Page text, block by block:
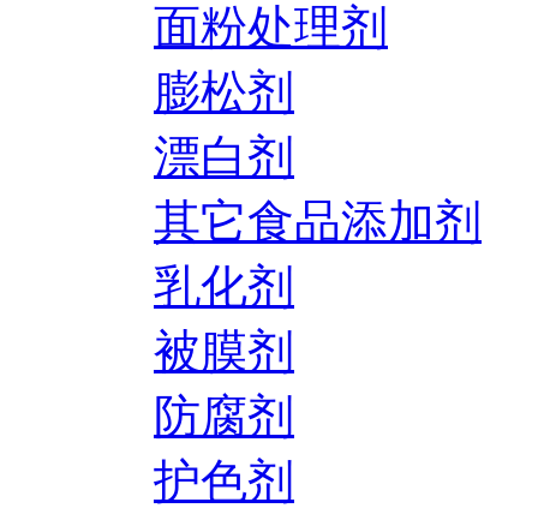
面粉处理剂
膨松剂
漂白剂
其它食品添加剂
乳化剂
被膜剂
防腐剂
护色剂